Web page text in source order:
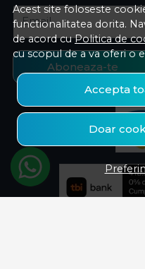
Acest site foloseste
functionalitatea dorita.
de acord cuPolitica de
cu scopul de a va oferi o
Accepta
Doar
Email
Aboneaza-te